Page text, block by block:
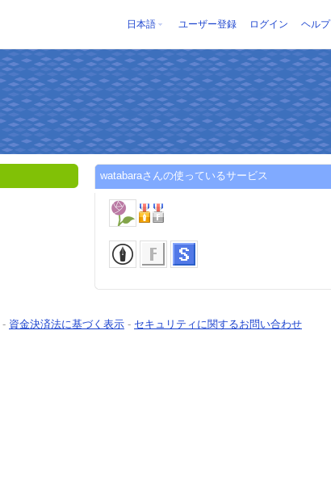
日本語 ユーザー登録 ログイン ヘルプ
watabaraさんの使っているサービス
- 資金決済法に基づく表示 - セキュリティに関するお問い合わせ